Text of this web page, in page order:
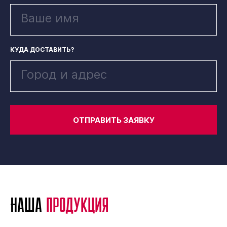
КУДА ДОСТАВИТЬ?
ОТПРАВИТЬ ЗАЯВКУ
Наша продукция